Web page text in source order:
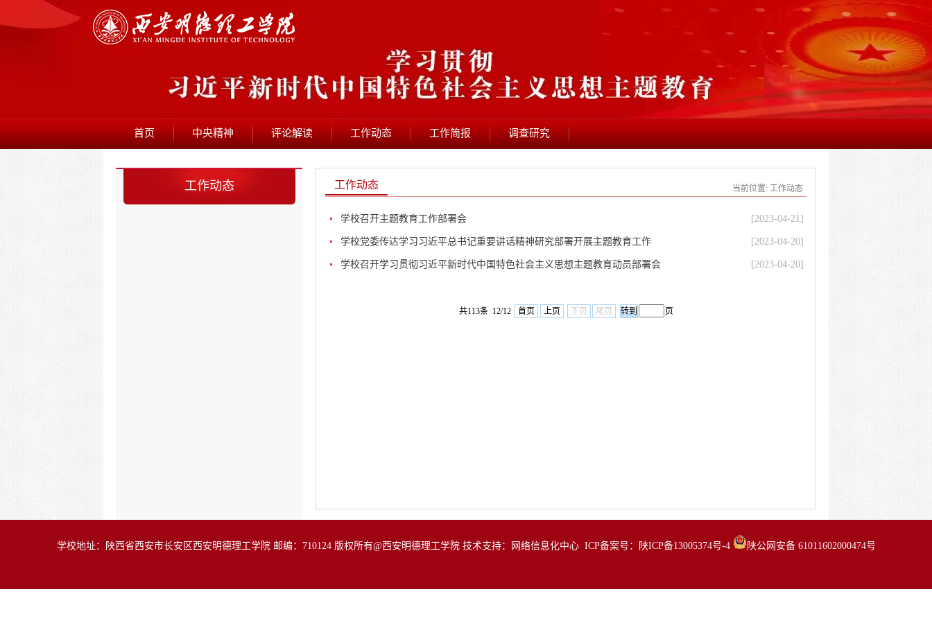
首页 中央精神 评论解读 工作动态 工作简报 调查研究
工作动态 当前位置: 工作动态
工作动态
[2023-04-21]
学校召开主题教育工作部署会
[2023-04-20]
学校党委传达学习习近平总书记重要讲话精神研究部署开展主题教育工作
[2023-04-20]
学校召开学习贯彻习近平新时代中国特色社会主义思想主题教育动员部署会
共113条 12/12 首页 上页 下页 尾页 页
学校地址：陕西省西安市长安区西安明德理工学院 邮编：710124 版权所有@西安明德理工学院 技术支持：网络信息化中心 ICP备案号：陕ICP备13005374号-4 陕公网安备 61011602000474号